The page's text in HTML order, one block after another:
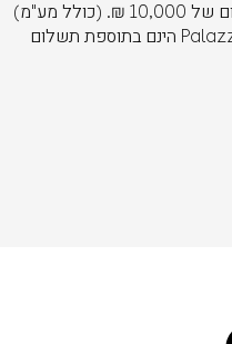
Southern Star הינם בתוספת תשלום של 10,000 ₪. (כולל מע"מ)
* ריפודי Sepia Brown ו- Palazzo Beige הינם בתוספת תשלום